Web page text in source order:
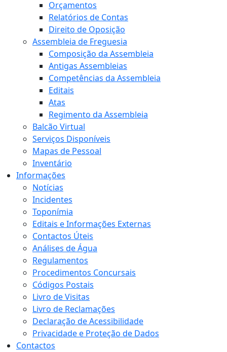
Orçamentos
Relatórios de Contas
Direito de Oposição
Assembleia de Freguesia
Composição da Assembleia
Antigas Assembleias
Competências da Assembleia
Editais
Atas
Regimento da Assembleia
Balcão Virtual
Serviços Disponíveis
Mapas de Pessoal
Inventário
Informações
Notícias
Incidentes
Toponímia
Editais e Informações Externas
Contactos Úteis
Análises de Água
Regulamentos
Procedimentos Concursais
Códigos Postais
Livro de Visitas
Livro de Reclamações
Declaração de Acessibilidade
Privacidade e Proteção de Dados
Contactos